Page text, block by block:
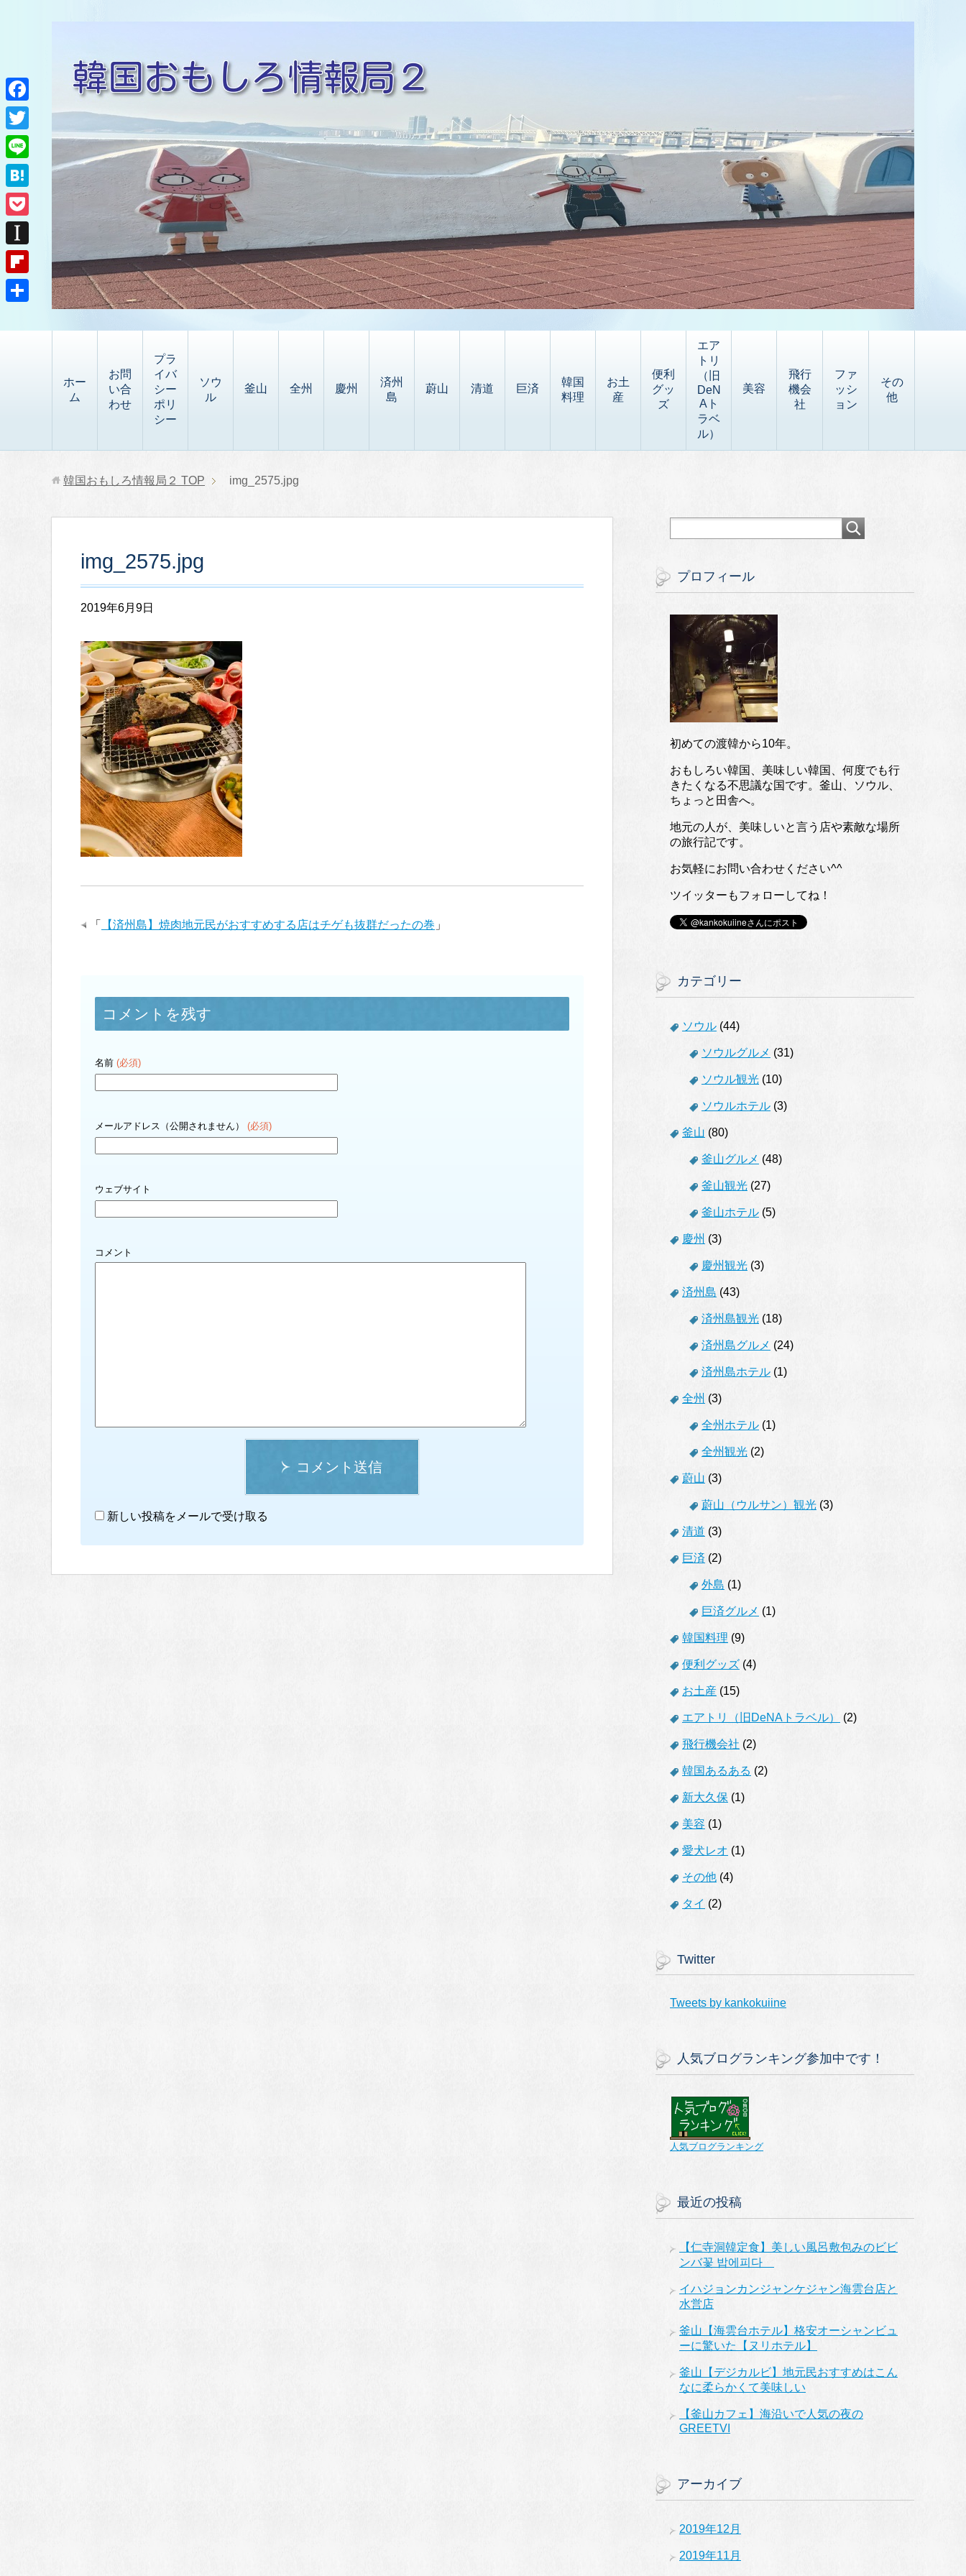
ホー
ム
お問
い合
わせ
プラ
イバ
シー
ポリ
シー
ソウ
ル
釜山 全州 慶州
済州
島
蔚山 清道 巨済
韓国
料理
お土
産
便利
グッ
ズ
エア
トリ
（旧
DeN
Aト
ラベ
ル）
美容
飛行
機会
社
ファ
ッシ
ョン
その
他
韓国おもしろ情報局２ TOP img_2575.jpg
img_2575.jpg
2019年6月9日
「 【済州島】焼肉地元民がおすすめする店はチゲも抜群だったの巻 」
コメントを残す
名前 (必須)
メールアドレス（公開されません） (必須)
ウェブサイト
コメント
コメント送信
新しい投稿をメールで受け取る
プロフィール
初めての渡韓から10年。
おもしろい韓国、美味しい韓国、何度でも行
きたくなる不思議な国です。釜山、ソウル、
ちょっと田舎へ。
地元の人が、美味しいと言う店や素敵な場所
の旅行記です。
お気軽にお問い合わせください^^
ツイッターもフォローしてね！
カテゴリー
ソウル (44)
ソウルグルメ (31)
ソウル観光 (10)
ソウルホテル (3)
釜山 (80)
釜山グルメ (48)
釜山観光 (27)
釜山ホテル (5)
慶州 (3)
慶州観光 (3)
済州島 (43)
済州島観光 (18)
済州島グルメ (24)
済州島ホテル (1)
全州 (3)
全州ホテル (1)
全州観光 (2)
蔚山 (3)
蔚山（ウルサン）観光 (3)
清道 (3)
巨済 (2)
外島 (1)
巨済グルメ (1)
韓国料理 (9)
便利グッズ (4)
お土産 (15)
エアトリ（旧DeNAトラベル） (2)
飛行機会社 (2)
韓国あるある (2)
新大久保 (1)
美容 (1)
愛犬レオ (1)
その他 (4)
タイ (2)
Twitter
Tweets by kankokuiine
人気ブログランキング参加中です！
人気ブログランキング
最近の投稿
【仁寺洞韓定食】美しい風呂敷包みのビビ
ンバ꽃 밥에피다
イハジョンカンジャンケジャン海雲台店と
水営店
釜山【海雲台ホテル】格安オーシャンビュ
ーに驚いた【ヌリホテル】
釜山【デジカルビ】地元民おすすめはこん
なに柔らかくて美味しい
【釜山カフェ】海沿いで人気の夜の
GREETVI
アーカイブ
2019年12月
2019年11月
F
a
c
e
b
o
o
k
T
w
i
e
r
L
i
n
H
a
t
e
n
P
o
c
k
I
n
s
F
i